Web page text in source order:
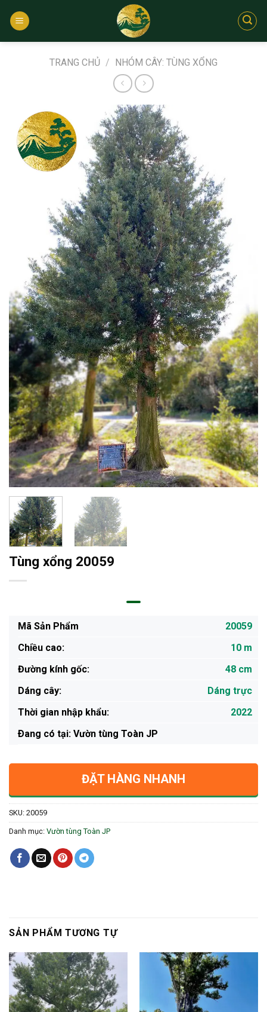
qua
TRANG CHỦ / NHÓM CÂY: TÙNG XỔNG
Tùng xổng 20059
Mã Sản Phẩm
20059
Chiều cao:
10 m
Đường kính gốc:
48 cm
Dáng cây:
Dáng trực
Thời gian nhập khẩu:
2022
Ðang có tại: Vườn tùng Toàn JP
ĐẶT HÀNG NHANH
SKU: 20059
Danh mục: Vườn tùng Toàn JP
SẢN PHẨM TƯƠNG TỰ